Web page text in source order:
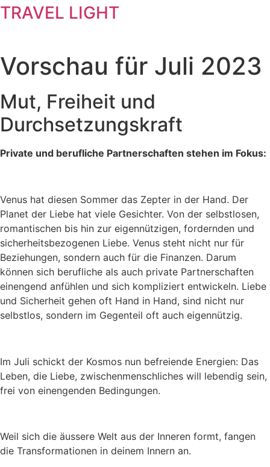
TRAVEL LIGHT
Vorschau für Juli 2023
Mut, Freiheit und
Durchsetzungskraft
Private und berufliche Partnerschaften stehen im Fokus:
Venus hat diesen Sommer das Zepter in der Hand. Der
Planet der Liebe hat viele Gesichter. Von der selbstlosen,
romantischen bis hin zur eigennützigen, fordernden und
sicherheitsbezogenen Liebe. Venus steht nicht nur für
Beziehungen, sondern auch für die Finanzen. Darum
können sich berufliche als auch private Partnerschaften
einengend anfühlen und sich kompliziert entwickeln. Liebe
und Sicherheit gehen oft Hand in Hand, sind nicht nur
selbstlos, sondern im Gegenteil oft auch eigennützig.
Im Juli schickt der Kosmos nun befreiende Energien: Das
Leben, die Liebe, zwischenmenschliches will lebendig sein,
frei von einengenden Bedingungen.
Weil sich die äussere Welt aus der Inneren formt, fangen
die Transformationen in deinem Innern an.